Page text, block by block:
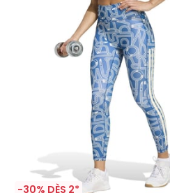
-30% DÈS 2*